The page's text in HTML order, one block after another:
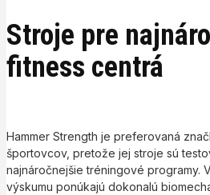
Stroje pre
fitness centrá
Hammer Strength je preferovaná
športovcov, pretože jej stroje sú
najnáročnejšie tréningové programy.
výskumu ponúkajú dokonalú